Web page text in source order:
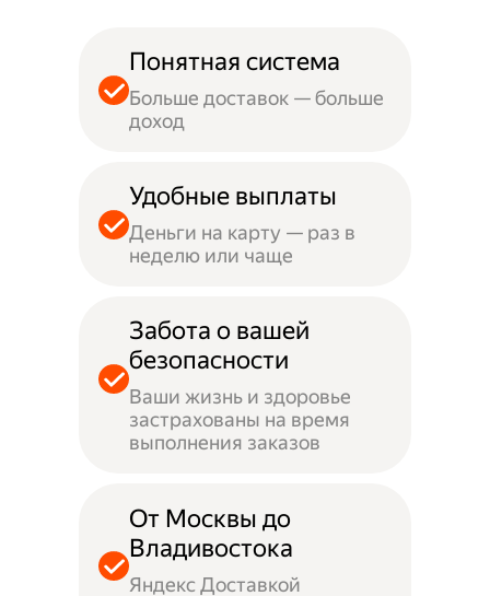
Понятная система
Больше доставок — больше
доход
Удобные выплаты
Деньги на карту — раз в
неделю или чаще
Забота о вашей
безопасности
Ваши жизнь и здоровье
застрахованы на время
выполнения заказов
От Москвы до
Владивостока
Яндекс Доставкой